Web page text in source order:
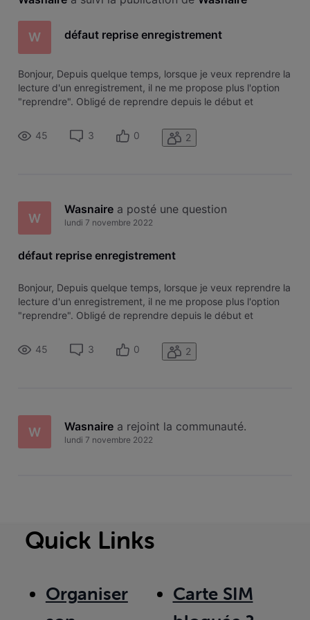
W défaut reprise enregistrement
Bonjour, Depuis quelque temps, lorsque je veux reprendre la
lecture d'un enregistrement, il ne me propose plus l'option
"reprendre". Obligé de reprendre depuis le début et
problème ? Merci
45 3 0 2
W
Wasnaire a posté une question
lundi 7 novembre 2022
défaut reprise enregistrement
Bonjour, Depuis quelque temps, lorsque je veux reprendre la
lecture d'un enregistrement, il ne me propose plus l'option
"reprendre". Obligé de reprendre depuis le début et
problème ? Merci
45 3 0 2
W Wasnaire a rejoint la communauté.
lundi 7 novembre 2022
Quick Links
Organiser
Carte SIM